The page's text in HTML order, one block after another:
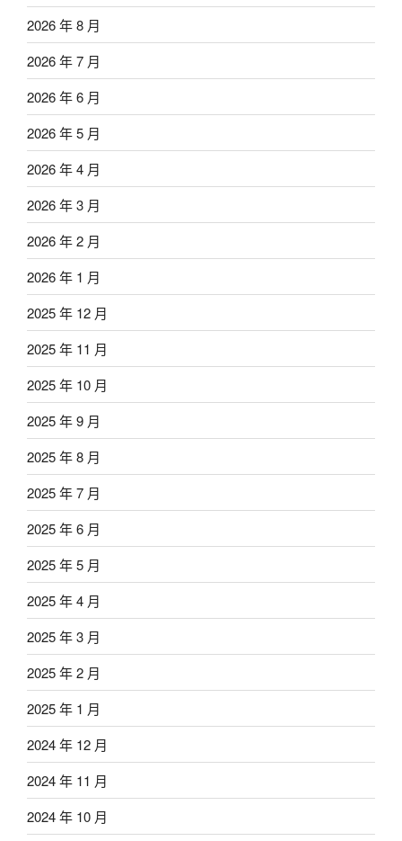
2026 年 8 月
2026 年 7 月
2026 年 6 月
2026 年 5 月
2026 年 4 月
2026 年 3 月
2026 年 2 月
2026 年 1 月
2025 年 12 月
2025 年 11 月
2025 年 10 月
2025 年 9 月
2025 年 8 月
2025 年 7 月
2025 年 6 月
2025 年 5 月
2025 年 4 月
2025 年 3 月
2025 年 2 月
2025 年 1 月
2024 年 12 月
2024 年 11 月
2024 年 10 月